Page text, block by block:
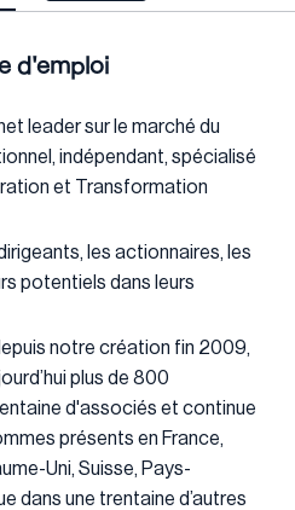
d'emploi
leader sur le marché du
indépendant, spécialisé
et Transformation
les actionnaires, les
potentiels dans leurs
notre création fin 2009,
plus de 800
d'associés et continue
présents en France,
Uni, Suisse, Pays-
dans une trentaine d’autres